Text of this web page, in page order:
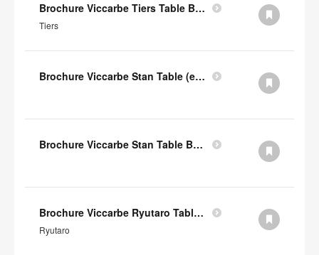
Brochure Viccarbe Tiers Table Basse (en anglais)
Tiers
Brochure Viccarbe Stan Table (en anglais)
Brochure Viccarbe Stan Table Basse (en anglais)
Brochure Viccarbe Ryutaro Table Basse (en anglais)
Ryutaro